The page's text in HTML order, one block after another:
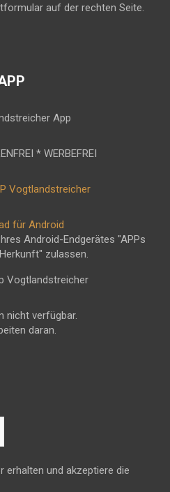
auf der rechten Seite.
* WERBEFREI
für Android
Android-Endgerätes "APPs
zulassen.
nicht verfügbar.
daran.
erhalten und akzeptiere die